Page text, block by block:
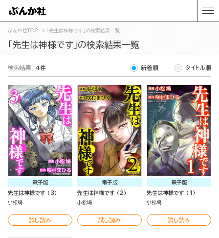
ぶんか社TOP 「先生は神様です」の検索結果一覧
「先生は神様です」の検索結果一覧
検索結果 4件 新着順 タイトル順
電子版
先生は神様です （3）
小松鳩
試し読み
電子版
先生は神様です （2）
小松鳩
試し読み
電子版
先生は神様です （1）
小松鳩
試し読み